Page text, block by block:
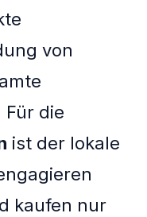
von
Für die
ist der lokale
kaufen nur